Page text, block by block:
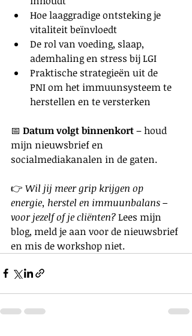
Hoe laaggradige ontsteking je
vitaliteit beïnvloedt
De rol van voeding, slaap,
ademhaling en stress bij LGI
Praktische strategieën uit de
PNI om het immuunsysteem te
herstellen en te versterken
📅 Datum volgt binnenkort – houd
mijn nieuwsbrief en
socialmediakanalen in de gaten.
👉 Wil jij meer grip krijgen op
energie, herstel en immuunbalans –
voor jezelf of je cliënten? Lees mijn
blog, meld je aan voor de nieuwsbrief
en mis de workshop niet.